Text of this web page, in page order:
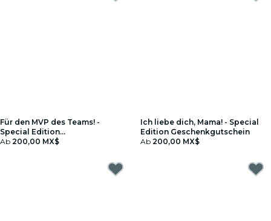
Für den MVP des Teams! -
Special Edition
Geschenkgutschein
Ab 200,00 MX$
Ich liebe dich, Mama! - Special
Edition Geschenkgutschein
Ab 200,00 MX$